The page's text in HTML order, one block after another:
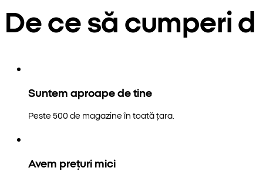
De ce să cumperi
Suntem aproape de tine
Peste 500 de magazine în toată țara.
Avem prețuri mici